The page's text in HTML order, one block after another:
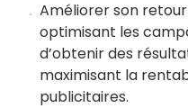
Améliorer son
optimisant les
d’obtenir des
maximisant la
publicitaires.